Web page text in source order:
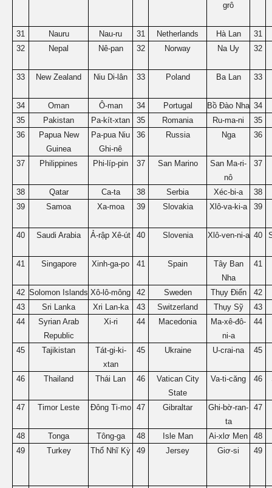
grô
31 Nauru Nau-ru 31 Netherlands Hà Lan
31
32
Nepal Nê-pan 32 Norway Na Uy 32
33 New Zealand Niu Di-lân 33 Poland Ba Lan 33
34 Oman Ô-man 34 Portugal Bồ Đào Nha 34
35
Pakistan Pa-kít-xtan 35 Romania Ru-ma-ni 35
36
Papua New
Guinea
Pa-pua Niu
Ghi-nê
36 Russia Nga 36
37 Philippines Phi-líp-pin 37 San Marino
San Ma-ri-
nô
37
38 Qatar Ca-ta 38 Serbia Xéc-bi-a
38
39
Samoa Xa-moa 39 Slovakia Xlô-va-ki-a 39
40 Saudi Arabia Ả-rập Xê-út 40 Slovenia Xlô-ven-ni-a 40
41 Singapore Xinh-ga-po 41 Spain
Tây Ban
Nha
41
42 Solomon Islands Xô-lô-mông 42 Sweden Thụy Điển
42
43
Sri Lanka Xri Lan-ka 43 Switzerland Thụy Sỹ 43
44
Syrian Arab
Republic
Xi-ri 44 Macedonia
Ma-xê-đô-
ni-a
44
45 Tajikistan
Tát-gi-ki-
xtan
45 Ukraine U-crai-na 45
46 Thailand Thái Lan 46
Vatican City
State
Va-ti-căng 46
47 Timor Leste Đông Ti-mo 47 Gibraltar
Ghi-bờ-ran-
ta
47
48 Tonga Tông-ga 48 Isle Man Ai-xlơ Men
48
49
Turkey Thổ Nhĩ Kỳ 49 Jersey Giơ-si 49